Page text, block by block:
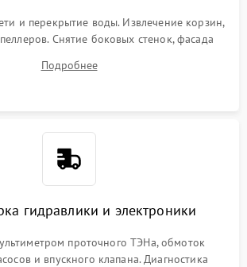
и перекрытие воды. Извлечение корзин,
Снятие боковых стенок, фасада
насосу, ТЭНу и сливной помпе.
Подробнее
гидравлики и электроники
проточного ТЭНа, обмоток
и впускного клапана. Диагностика